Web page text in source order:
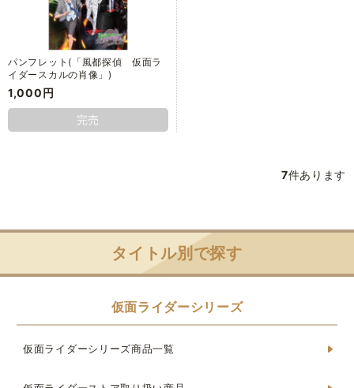
パンフレット(「風都探偵 仮面ラ
イダースカルの肖像」)
1,000円
完売
7件あります
タイトル別で探す
仮面ライダーシリーズ
仮面ライダーシリーズ商品一覧